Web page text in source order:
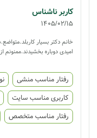
کاربر ناشناس
1405/02/15
خانم دکتر بسیار
امیدی دوباره بخشیدند.ممنونم
رفتار مناسب منشی
کاربری مناسب سایت
رفتار مناسب متخصص